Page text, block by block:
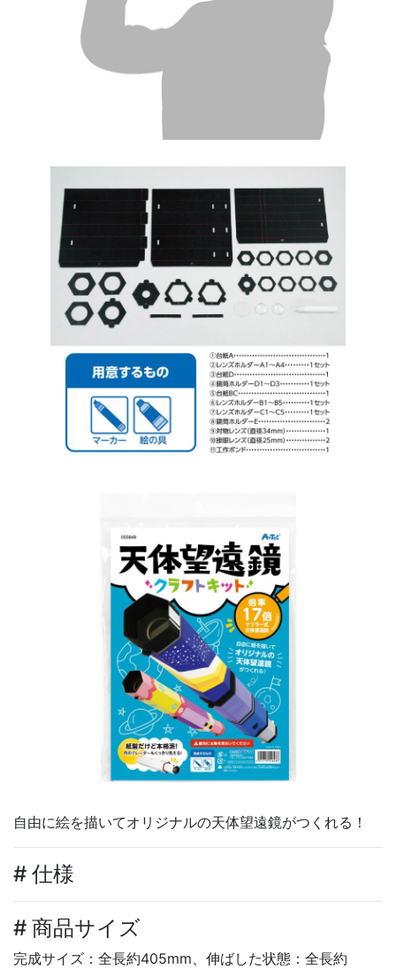
自由に絵を描いてオリジナルの天体望遠鏡がつくれる！
# 仕様
# 商品サイズ
完成サイズ：全長約405mm、伸ばした状態：全長約